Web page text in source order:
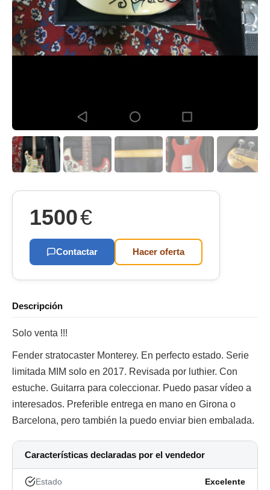
1500€
Contactar Hacer oferta
Descripción
Solo venta !!!
Fender stratocaster Monterey. En perfecto estado. Serie
limitada MIM solo en 2017. Revisada por luthier. Con
estuche. Guitarra para coleccionar. Puedo pasar vídeo a
interesados. Preferible entrega en mano en Girona o
Barcelona, pero también la puedo enviar bien embalada.
Características declaradas por el vendedor
Estado Excelente